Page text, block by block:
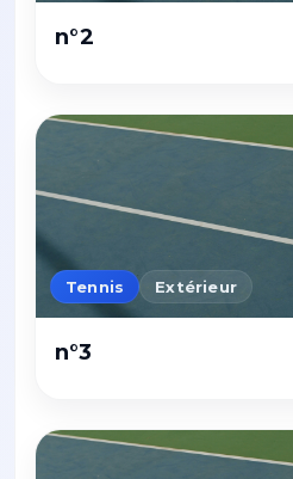
n°2
Tennis Extérieur
n°3